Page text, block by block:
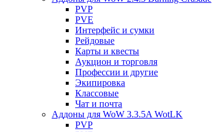
PVP
PVE
Интерфейс и сумки
Рейдовые
Карты и квесты
Аукцион и торговля
Профессии и другие
Экипировка
Классовые
Чат и почта
Аддоны для WoW 3.3.5A WotLK
PVP